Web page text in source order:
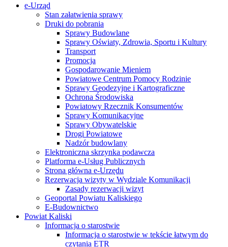
e-Urząd
Stan załatwienia sprawy
Druki do pobrania
Sprawy Budowlane
Sprawy Oświaty, Zdrowia, Sportu i Kultury
Transport
Promocja
Gospodarowanie Mieniem
Powiatowe Centrum Pomocy Rodzinie
Sprawy Geodezyjne i Kartograficzne
Ochrona Środowiska
Powiatowy Rzecznik Konsumentów
Sprawy Komunikacyjne
Sprawy Obywatelskie
Drogi Powiatowe
Nadzór budowlany
Elektroniczna skrzynka podawcza
Platforma e-Usług Publicznych
Strona główna e-Urzędu
Rezerwacja wizyty w Wydziale Komunikacji
Zasady rezerwacji wizyt
Geoportal Powiatu Kaliskiego
E-Budownictwo
Powiat Kaliski
Informacja o starostwie
Informacja o starostwie w tekście łatwym do
czytania ETR